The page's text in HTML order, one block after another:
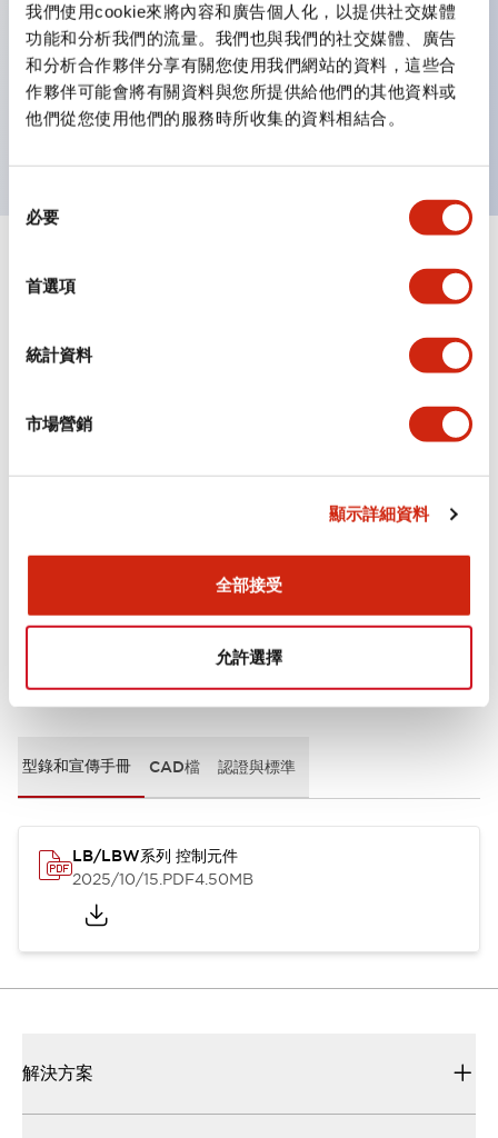
我們使用cookie來將內容和廣告個人化，以提供社交媒體
功能和分析我們的流量。我們也與我們的社交媒體、廣告
和分析合作夥伴分享有關您使用我們網站的資料，這些合
作夥伴可能會將有關資料與您所提供給他們的其他資料或
他們從您使用他們的服務時所收集的資料相結合。
必要
首選項
統計資料
市場營銷
顯示詳細資料
全部接受
允許選擇
優異的防水性能。保護結構IP65
按鈕開關、選擇開關、帶鎖選擇開關最大支持3c接點。
LED照光帶來明亮且鮮明的照光面
可用專用配件輕鬆更換為Φ22閃光輪廓型
規格 顯示全部+
環境規範
安裝和安裝規範
文件和檔案
型錄和宣傳手冊 CAD檔 認證與標準
LB/LBW系列 控制元件
2025/10/15.PDF4.50MB
解決方案